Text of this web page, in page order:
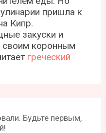
пришла к
Кипр.
закуски и
своим коронным
греческий
Будьте первым,